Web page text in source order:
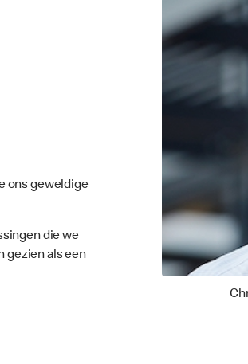
ons geweldige
die we
gezien als een